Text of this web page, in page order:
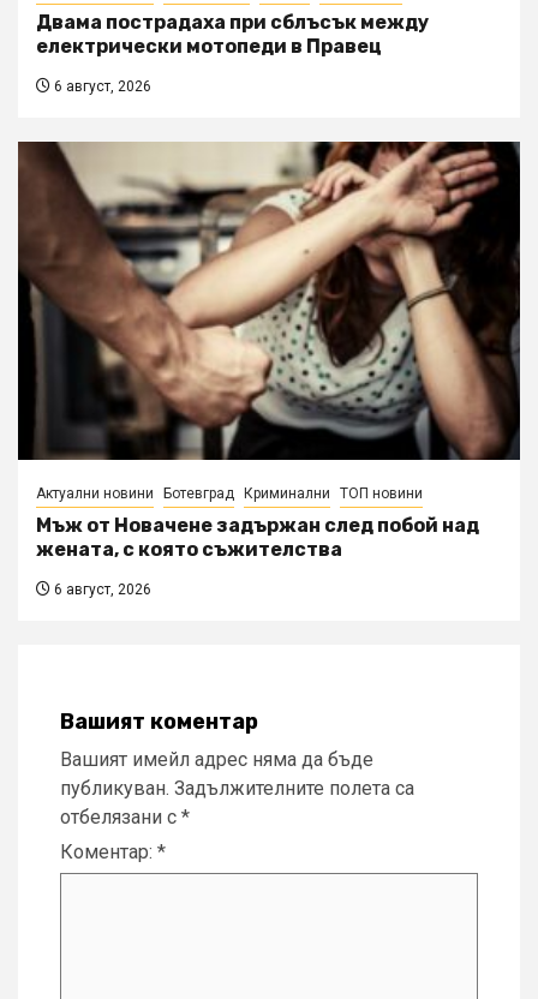
Двама пострадаха при сблъсък между
електрически мотопеди в Правец
6 август, 2026
Актуални новини Ботевград Криминални ТОП новини
Мъж от Новачене задържан след побой над
жената, с която съжителства
6 август, 2026
Вашият коментар
Вашият имейл адрес няма да бъде
публикуван. Задължителните полета са
отбелязани с *
Коментар: *